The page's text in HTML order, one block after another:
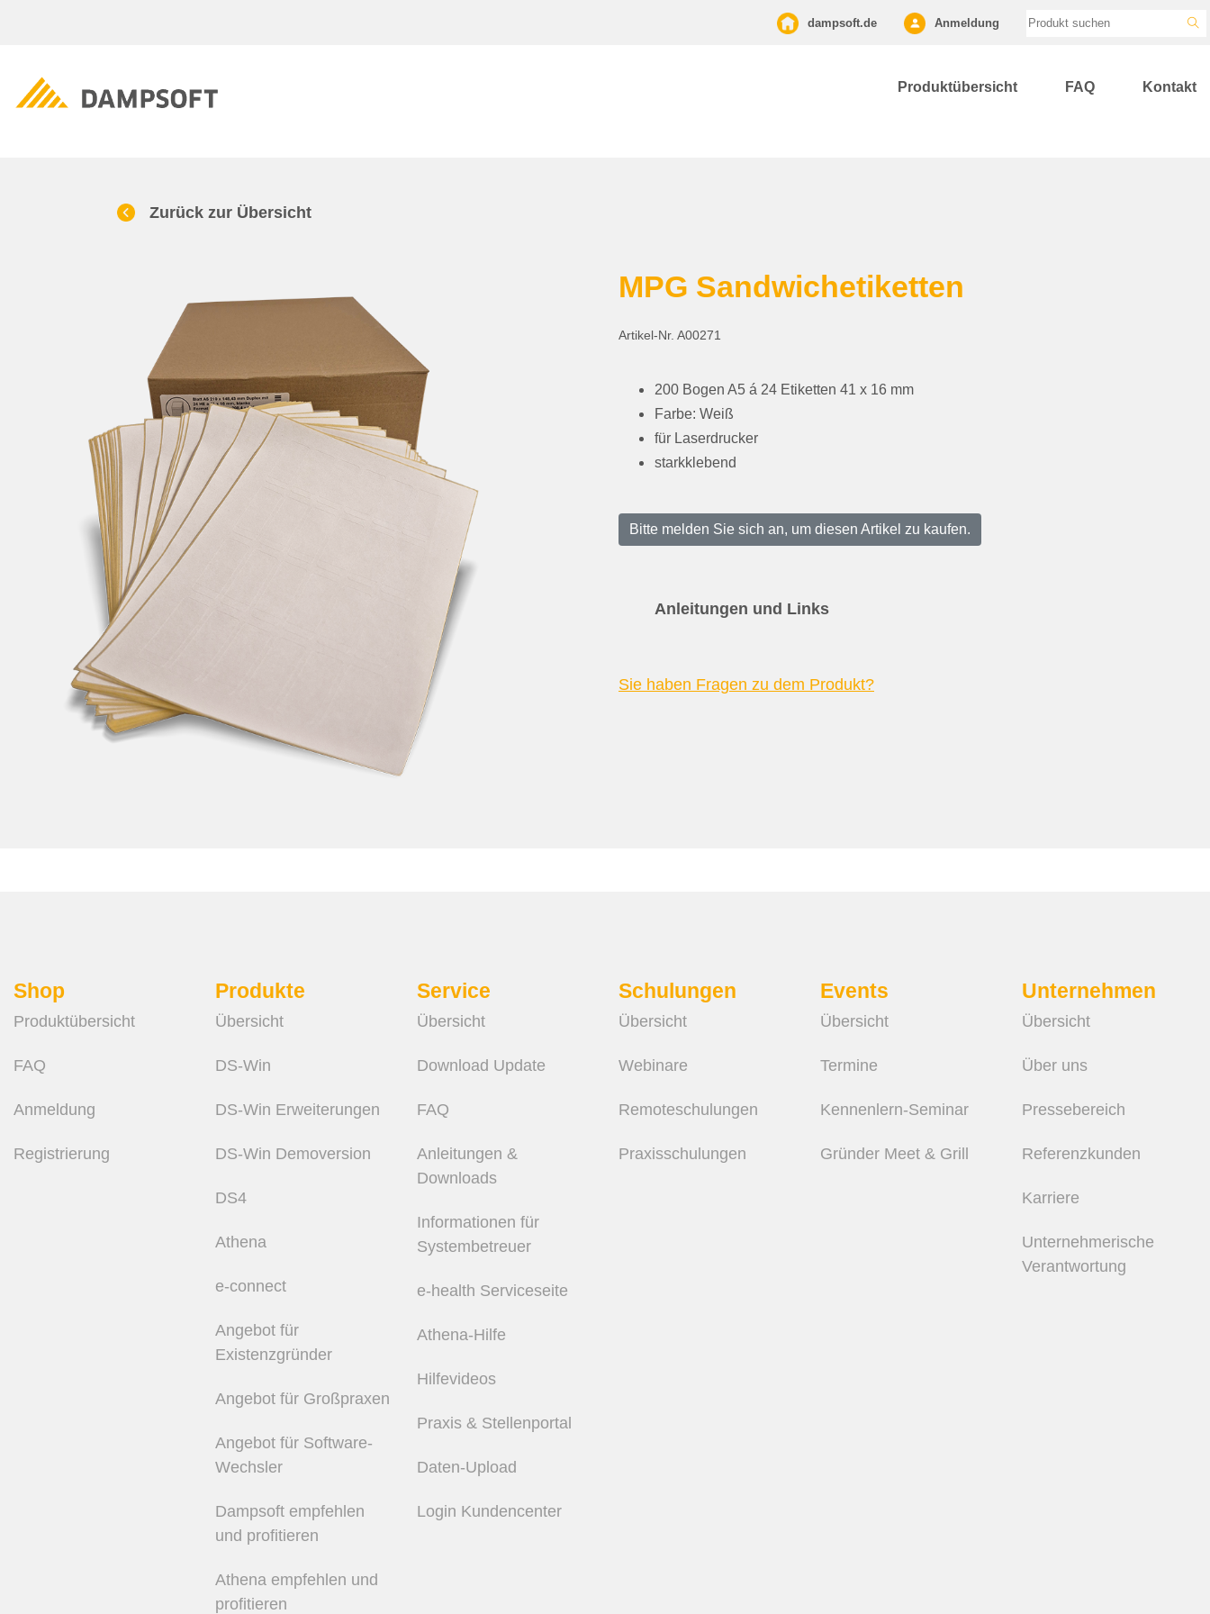
dampsoft.de Anmeldung
Produktübersicht FAQ Kontakt
Zurück zur Übersicht
MPG Sandwichetiketten
Artikel-Nr. A00271
200 Bogen A5 á 24 Etiketten 41 x 16 mm
Farbe: Weiß
für Laserdrucker
starkklebend
Bitte melden Sie sich an, um diesen Artikel zu kaufen.
Anleitungen und Links
Sie haben Fragen zu dem Produkt?
Shop
Produktübersicht
FAQ
Anmeldung
Registrierung
Produkte
Übersicht
DS-Win
DS-Win Erweiterungen
DS-Win Demoversion
DS4
Athena
e-connect
Angebot für
Existenzgründer
Angebot für Großpraxen
Angebot für Software-
Wechsler
Dampsoft empfehlen
und profitieren
Athena empfehlen und
profitieren
Service
Übersicht
Download Update
FAQ
Anleitungen &
Downloads
Informationen für
Systembetreuer
e-health Serviceseite
Athena-Hilfe
Hilfevideos
Praxis & Stellenportal
Daten-Upload
Login Kundencenter
Schulungen
Übersicht
Webinare
Remote­schulungen
Praxis­schulungen
Events
Übersicht
Termine
Kennenlern-Seminar
Gründer Meet & Grill
Unternehmen
Übersicht
Über uns
Pressebereich
Referenzkunden
Karriere
Unternehmerische
Verantwortung